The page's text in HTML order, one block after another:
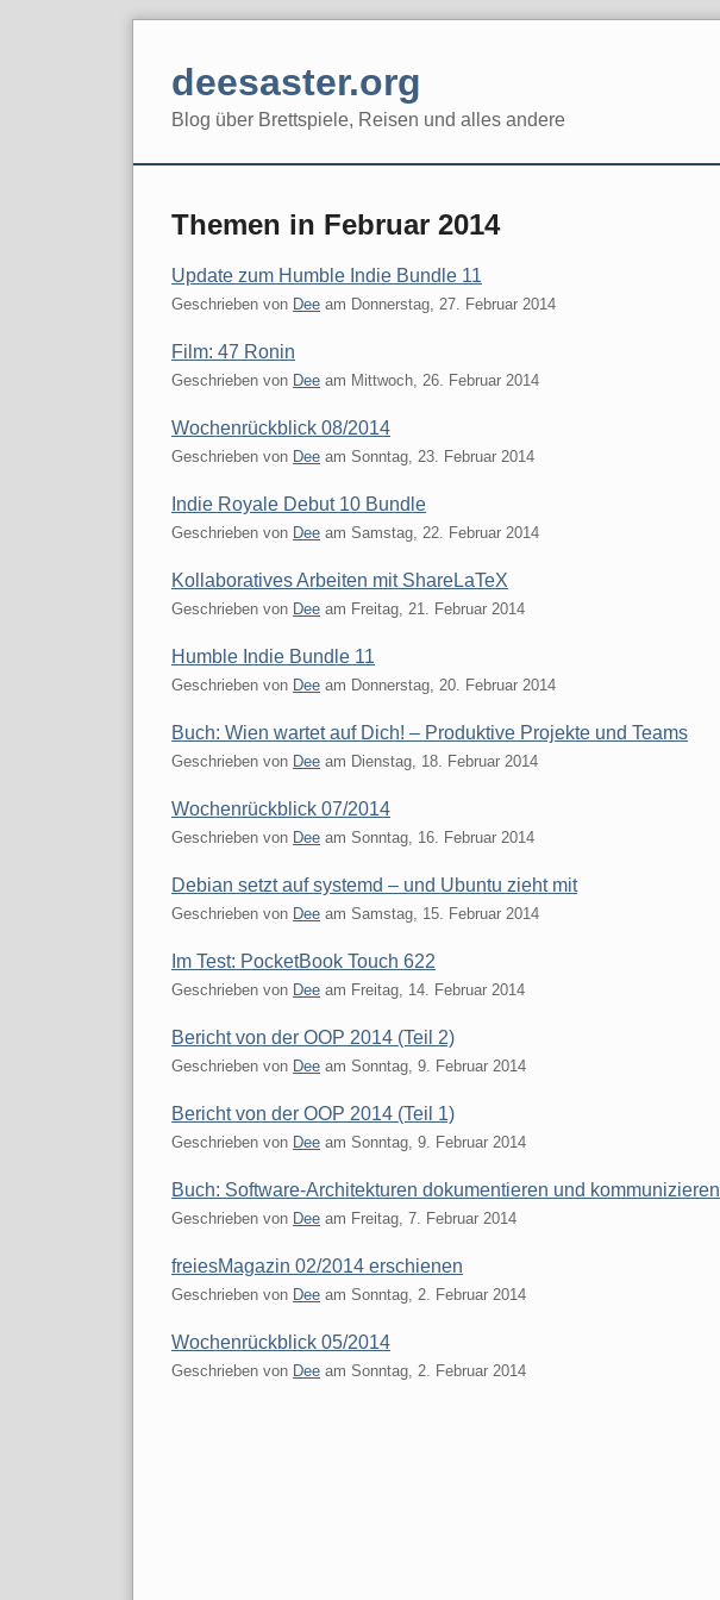
deesaster.org
Blog über Brettspiele, Reisen und alles andere
Themen in Februar 2014
Update zum Humble Indie Bundle 11
Geschrieben von Dee am Donnerstag, 27. Februar 2014
Film: 47 Ronin
Geschrieben von Dee am Mittwoch, 26. Februar 2014
Wochenrückblick 08/2014
Geschrieben von Dee am Sonntag, 23. Februar 2014
Indie Royale Debut 10 Bundle
Geschrieben von Dee am Samstag, 22. Februar 2014
Kollaboratives Arbeiten mit ShareLaTeX
Geschrieben von Dee am Freitag, 21. Februar 2014
Humble Indie Bundle 11
Geschrieben von Dee am Donnerstag, 20. Februar 2014
Buch: Wien wartet auf Dich! – Produktive Projekte und Teams
Geschrieben von Dee am Dienstag, 18. Februar 2014
Wochenrückblick 07/2014
Geschrieben von Dee am Sonntag, 16. Februar 2014
Debian setzt auf systemd – und Ubuntu zieht mit
Geschrieben von Dee am Samstag, 15. Februar 2014
Im Test: PocketBook Touch 622
Geschrieben von Dee am Freitag, 14. Februar 2014
Bericht von der OOP 2014 (Teil 2)
Geschrieben von Dee am Sonntag, 9. Februar 2014
Bericht von der OOP 2014 (Teil 1)
Geschrieben von Dee am Sonntag, 9. Februar 2014
Buch: Software-Architekturen dokumentieren und kommunizieren
Geschrieben von Dee am Freitag, 7. Februar 2014
freiesMagazin 02/2014 erschienen
Geschrieben von Dee am Sonntag, 2. Februar 2014
Wochenrückblick 05/2014
Geschrieben von Dee am Sonntag, 2. Februar 2014